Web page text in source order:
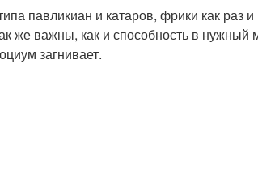
павликиан и катаров, фрики как раз
же важны, как и способность в нужный
загнивает.